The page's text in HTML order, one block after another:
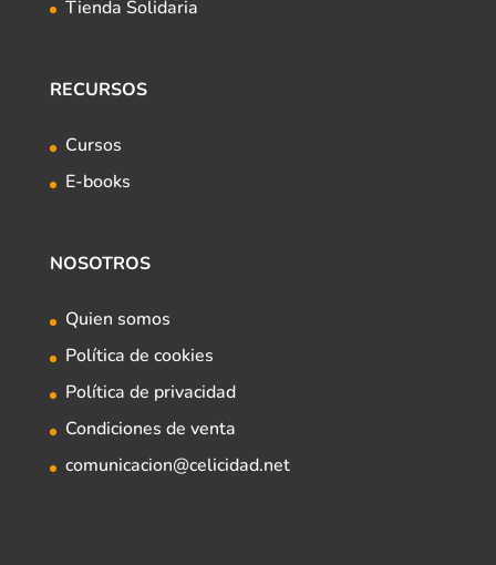
Tienda Solidaria
RECURSOS
Cursos
E-books
NOSOTROS
Quien somos
Política de cookies
Política de privacidad
Condiciones de venta
comunicacion@celicidad.net